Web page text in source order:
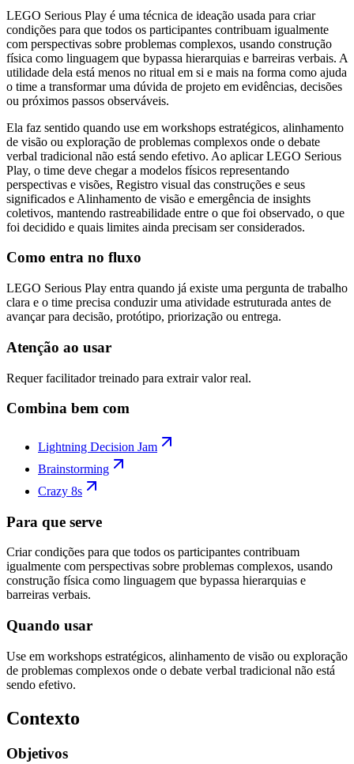
LEGO Serious Play é uma técnica de ideação usada para criar
condições para que todos os participantes contribuam igualmente
com perspectivas sobre problemas complexos, usando construção
física como linguagem que bypassa hierarquias e barreiras verbais. A
utilidade dela está menos no ritual em si e mais na forma como ajuda
o time a transformar uma dúvida de projeto em evidências, decisões
ou próximos passos observáveis.
Ela faz sentido quando use em workshops estratégicos, alinhamento
de visão ou exploração de problemas complexos onde o debate
verbal tradicional não está sendo efetivo. Ao aplicar LEGO Serious
Play, o time deve chegar a modelos físicos representando
perspectivas e visões, Registro visual das construções e seus
significados e Alinhamento de visão e emergência de insights
coletivos, mantendo rastreabilidade entre o que foi observado, o que
foi decidido e quais limites ainda precisam ser considerados.
Como entra no fluxo
LEGO Serious Play entra quando já existe uma pergunta de trabalho
clara e o time precisa conduzir uma atividade estruturada antes de
avançar para decisão, protótipo, priorização ou entrega.
Atenção ao usar
Requer facilitador treinado para extrair valor real.
Combina bem com
Lightning Decision Jam
Brainstorming
Crazy 8s
Para que serve
Criar condições para que todos os participantes contribuam
igualmente com perspectivas sobre problemas complexos, usando
construção física como linguagem que bypassa hierarquias e
barreiras verbais.
Quando usar
Use em workshops estratégicos, alinhamento de visão ou exploração
de problemas complexos onde o debate verbal tradicional não está
sendo efetivo.
Contexto
Objetivos